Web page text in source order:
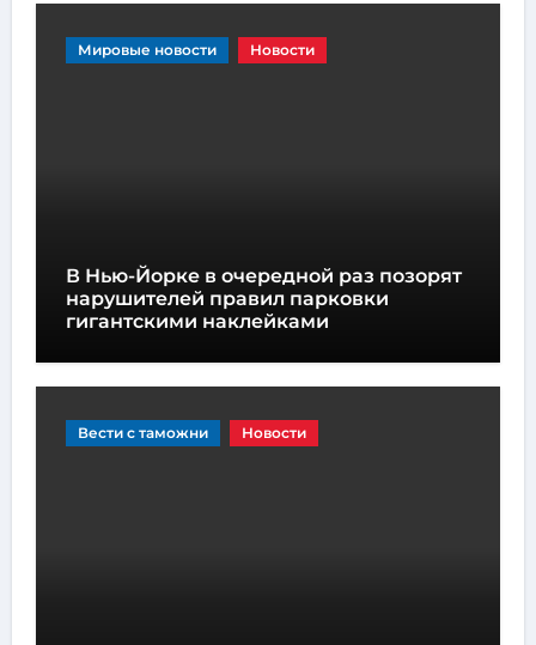
Мировые новости Новости
В Нью-Йорке в очередной раз позорят
нарушителей правил парковки
гигантскими наклейками
Вести с таможни Новости